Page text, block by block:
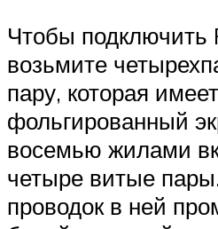
Чтобы подключить
возьмите
пару, которая имеет
фольгированный
восемью жилами
четыре витые
проводок в ней